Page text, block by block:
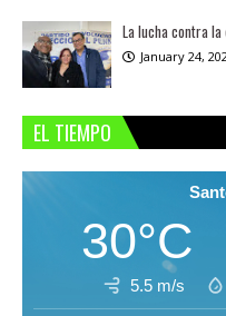
La lucha contra
January 24,
EL TIEMPO
30°C
5.5 m/s